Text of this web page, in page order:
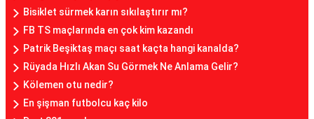
Bisiklet sürmek karın sıkılaştırır mı?
FB TS maçlarında en çok kim kazandı
Patrik Beşiktaş maçı saat kaçta hangi kanalda?
Rüyada Hızlı Akan Su Görmek Ne Anlama Gelir?
Kölemen otu nedir?
En şişman futbolcu kaç kilo